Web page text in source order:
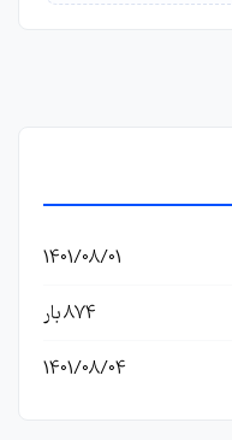
1401/08/01
874 بار
1401/08/04